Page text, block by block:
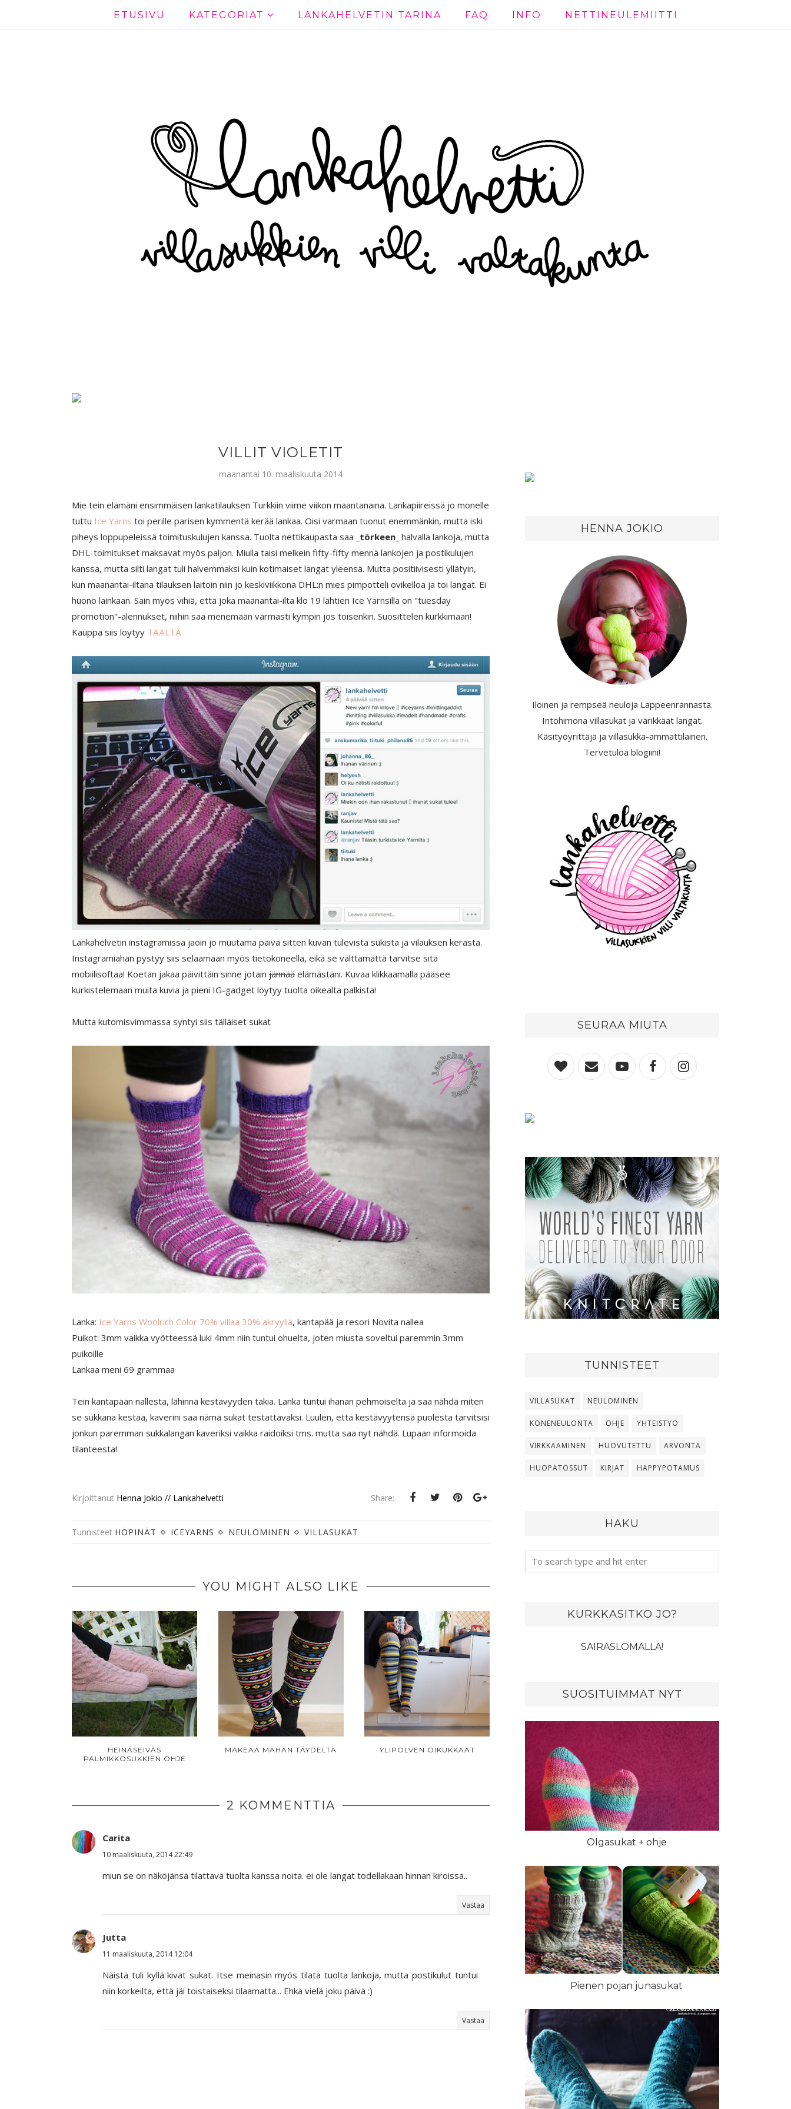
ETUSIVU KATEGORIAT LANKAHELVETIN TARINA FAQ INFO NETTINEULEMIITTI
VILLIT VIOLETIT
maanantai 10. maaliskuuta 2014
Mie tein elämäni ensimmäisen lankatilauksen Turkkiin viime viikon maantanaina. Lankapiireissä jo monelle
tuttu Ice Yarns toi perille parisen kymmentä kerää lankaa. Oisi varmaan tuonut enemmänkin, mutta iski
piheys loppupeleissä toimituskulujen kanssa. Tuolta nettikaupasta saa _törkeen_ halvalla lankoja, mutta
DHL-toimitukset maksavat myös paljon. Miulla taisi melkein fifty-fifty mennä lankojen ja postikulujen
kanssa, mutta silti langat tuli halvemmaksi kuin kotimaiset langat yleensä. Mutta positiivisesti yllätyin,
kun maanantai-iltana tilauksen laitoin niin jo keskiviikkona DHL:n mies pimpotteli ovikelloa ja toi langat. Ei
huono lainkaan. Sain myös vihiä, että joka maanantai-ilta klo 19 lähtien Ice Yarnsilla on "tuesday
promotion"-alennukset, niihin saa menemään varmasti kympin jos toisenkin. Suosittelen kurkkimaan!
Kauppa siis löytyy TÄÄLTÄ
Lankahelvetin instagramissa jaoin jo muutama päivä sitten kuvan tulevista sukista ja vilauksen kerästä.
Instagramiahan pystyy siis selaamaan myös tietokoneella, eikä se välttämättä tarvitse sitä
mobiilisoftaa! Koetan jakaa päivittäin sinne jotain jännää elämästäni. Kuvaa klikkaamalla pääsee
kurkistelemaan muita kuvia ja pieni IG-gadget löytyy tuolta oikealta palkista!
Mutta kutomisvimmassa syntyi siis tälläiset sukat
Lanka: Ice Yarns Woolrich Color 70% villaa 30% akryyliä, kantapää ja resori Novita nallea
Puikot: 3mm vaikka vyötteessä luki 4mm niin tuntui ohuelta, joten miusta soveltui paremmin 3mm
puikoille
Lankaa meni 69 grammaa
Tein kantapään nallesta, lähinnä kestävyyden takia. Lanka tuntui ihanan pehmoiselta ja saa nähdä miten
se sukkana kestää, kaverini saa nämä sukat testattavaksi. Luulen, että kestävyytensä puolesta tarvitsisi
jonkun paremman sukkalangan kaveriksi vaikka raidoiksi tms. mutta saa nyt nähdä. Lupaan informoida
tilanteesta!
Kirjoittanut Henna Jokio // Lankahelvetti Share:
Tunnisteet HÖPINÄT ICEYARNS NEULOMINEN VILLASUKAT
YOU MIGHT ALSO LIKE
HEINÄSEIVÄS
PALMIKKOSUKKIEN OHJE
MAKEAA MAHAN TÄYDELTÄ YLIPOLVEN OIKUKKAAT
2 KOMMENTTIA
Carita
10 maaliskuuta, 2014 22:49
miun se on näköjänsä tilattava tuolta kanssa noita. ei ole langat todellakaan hinnan kiroissa..
Vastaa
Jutta
11 maaliskuuta, 2014 12:04
Näistä tuli kyllä kivat sukat. Itse meinasin myös tilata tuolta lankoja, mutta postikulut tuntui
niin korkeilta, että jäi toistaiseksi tilaamatta... Ehkä vielä joku päivä :)
Vastaa
HENNA JOKIO
Iloinen ja rempseä neuloja Lappeenrannasta.
Intohimona villasukat ja värikkäät langat.
Käsityöyrittäjä ja villasukka-ammattilainen.
Tervetuloa blogiini!
SEURAA MIUTA
TUNNISTEET
VILLASUKAT NEULOMINEN
KONENEULONTA OHJE YHTEISTYÖ
VIRKKAAMINEN HUOVUTETTU ARVONTA
HUOPATOSSUT KIRJAT HAPPYPOTAMUS
HAKU
KURKKASITKO JO?
SAIRASLOMALLA!
SUOSITUIMMAT NYT
Olgasukat + ohje
Pienen pojan junasukat